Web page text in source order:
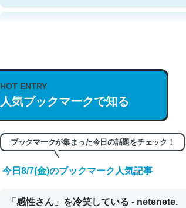
これは良記事。32768トークンだと英語小説
の伏線」は回収されないけど、短期記憶とい
やすく強くなりそう
HOT ENTRY
人気ブックマークで知る
ブックマークが集まった今日の話題をチェック！
今日8/7(金)のブックマーク人気記事
「感性さん」を冷笑している - netenete.